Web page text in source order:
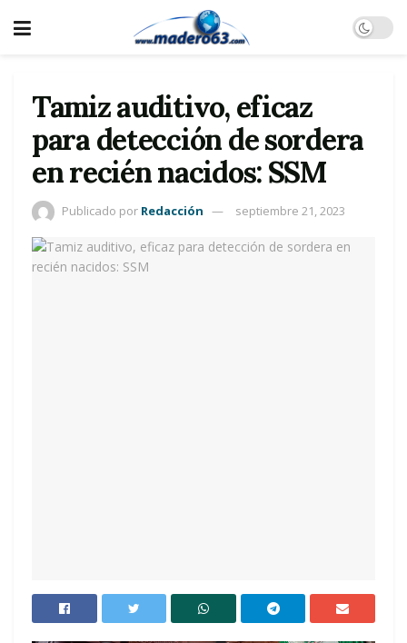
Tamiz auditivo, eficaz
para detección de sordera
en recién nacidos: SSM
Publicado por Redacción septiembre 21, 2023